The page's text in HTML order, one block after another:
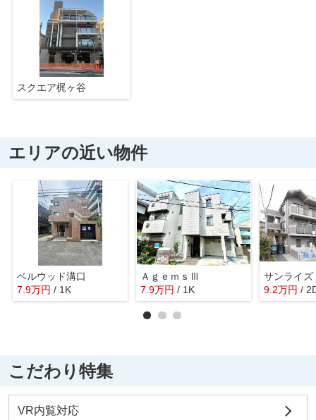
スクエア梶ヶ谷
エリアの近い物件
ベルウッド溝口
7.9万円 / 1K
ＡｇｅｍｓⅢ
7.9万円 / 1K
サンライズ
9.2万円 /
こだわり特集
VR内覧対応